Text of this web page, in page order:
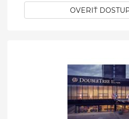
OVERIŤ